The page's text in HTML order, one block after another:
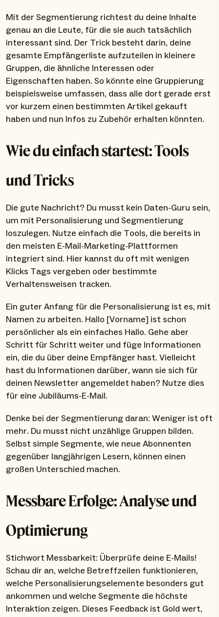
Mit der Segmentierung richtest du deine Inhalte
genau an die Leute, für die sie auch tatsächlich
interessant sind. Der Trick besteht darin, deine
gesamte Empfängerliste aufzuteilen in kleinere
Gruppen, die ähnliche Interessen oder
Eigenschaften haben. So könnte eine Gruppierung
beispielsweise umfassen, dass alle dort gerade erst
vor kurzem einen bestimmten Artikel gekauft
haben und nun Infos zu Zubehör erhalten könnten.
Wie du einfach startest: Tools
und Tricks
Die gute Nachricht? Du musst kein Daten-Guru sein,
um mit Personalisierung und Segmentierung
loszulegen. Nutze einfach die Tools, die bereits in
den meisten E-Mail-Marketing-Plattformen
integriert sind. Hier kannst du oft mit wenigen
Klicks Tags vergeben oder bestimmte
Verhaltensweisen tracken.
Ein guter Anfang für die Personalisierung ist es, mit
Namen zu arbeiten. Hallo [Vorname] ist schon
persönlicher als ein einfaches Hallo. Gehe aber
Schritt für Schritt weiter und füge Informationen
ein, die du über deine Empfänger hast. Vielleicht
hast du Informationen darüber, wann sie sich für
deinen Newsletter angemeldet haben? Nutze dies
für eine Jubiläums-E-Mail.
Denke bei der Segmentierung daran: Weniger ist oft
mehr. Du musst nicht unzählige Gruppen bilden.
Selbst simple Segmente, wie neue Abonnenten
gegenüber langjährigen Lesern, können einen
großen Unterschied machen.
Messbare Erfolge: Analyse und
Optimierung
Stichwort Messbarkeit: Überprüfe deine E-Mails!
Schau dir an, welche Betreffzeilen funktionieren,
welche Personalisierungselemente besonders gut
ankommen und welche Segmente die höchste
Interaktion zeigen. Dieses Feedback ist Gold wert,